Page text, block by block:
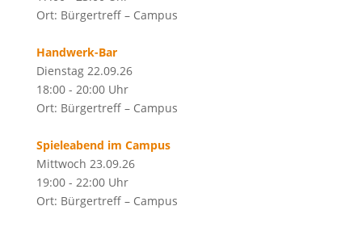
Ort: Bürgertreff – Campus
Handwerk-Bar
Dienstag 22.09.26
18:00 - 20:00 Uhr
Ort: Bürgertreff – Campus
Spieleabend im Campus
Mittwoch 23.09.26
19:00 - 22:00 Uhr
Ort: Bürgertreff – Campus